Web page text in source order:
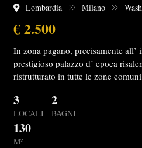
Lombardia Milano
€ 2.500
In zona pagano, precisamente
prestigioso palazzo d’ epoca
ristrutturato in tutte le zone
3
LOCALI
2
BAGNI
130
M²